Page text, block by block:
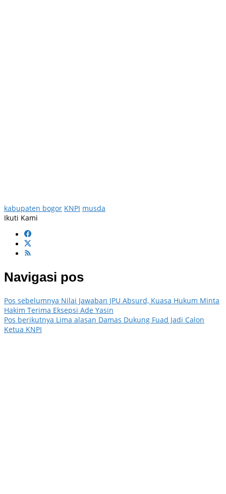
kabupaten bogor KNPI musda
Ikuti Kami
Navigasi pos
Pos sebelumnya Nilai Jawaban JPU Absurd, Kuasa Hukum Minta
Hakim Terima Eksepsi Ade Yasin
Pos berikutnya Lima alasan Damas Dukung Fuad Jadi Calon
Ketua KNPI